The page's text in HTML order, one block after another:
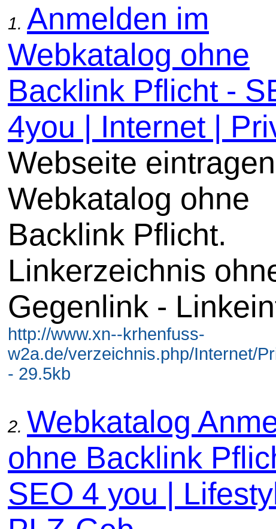
1. Anmelden im
Webkatalog ohne
Backlink Pflicht -
4you | Internet |
Webseite
Webkatalog ohne
Backlink Pflicht.
Linkerzeichnis
Gegenlink -
http://www.xn--krhenfuss-
w2a.de/verzeichnis.php/Internet/
- 29.5kb
2. Webkatalog
ohne Backlink
SEO 4 you |